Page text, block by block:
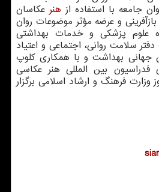
جامعه با استفاده از هنر عکاسان
و عرضه مؤثر موضوعات روان
علوم پزشکی و خدمات بهداشتی
سلامت روانی، اجتماعی و اعتیاد
جهانی بهداشت و با همکاری کلوپ
بین المللی هنر عکاسی
وزارت فرهنگ و ارشاد اسلامی برگزار